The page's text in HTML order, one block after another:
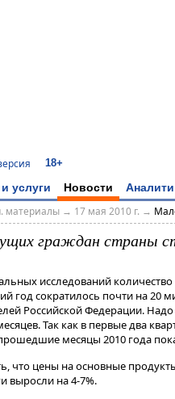
18+
услуги Новости
материалы→ 17 мая 2010 г. →
граждан страны
исследований
год сократилось почти на 20
Российской Федерации.
Так как в первые два
месяцы 2010 года
что цены на основные
выросли на 4-7%.